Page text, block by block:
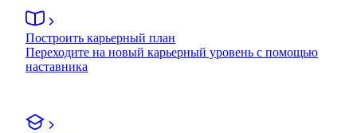
Построить карьерный план
Переходите на новый карьерный уровень с помощью
наставника